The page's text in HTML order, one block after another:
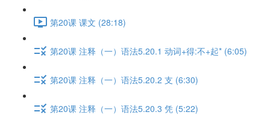
第20课 课文 (28:18)
第20课 注释（一）语法5.20.1 动词+得:不+起* (6:05)
第20课 注释（一）语法5.20.2 支 (6:30)
第20课 注释（一）语法5.20.3 凭 (5:22)